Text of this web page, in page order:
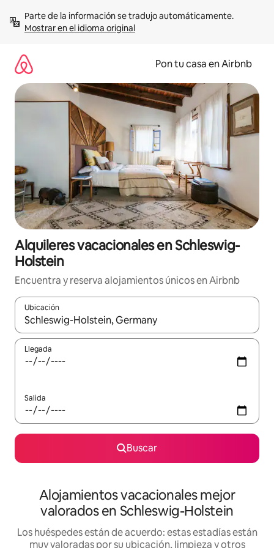
contenidoMostrar en el idioma original
Pon tu casa en Airbnb
Alquileres vacacionales en Schleswig-
Holstein
Encuentra y reserva alojamientos únicos en Airbnb
Ubicación
Cuando los resultados estén disponibles, navega con las
Llegada
Salida
Buscar
Alojamientos vacacionales mejor
valorados en Schleswig-Holstein
Los huéspedes están de acuerdo: estas estadías están
muy valoradas por su ubicación, limpieza y otros